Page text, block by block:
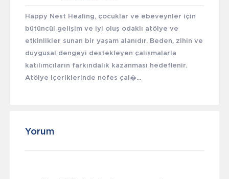
Happy Nest Healing, çocuklar ve ebeveynler için
bütüncül gelişim ve iyi oluş odaklı atölye ve
etkinlikler sunan bir yaşam alanıdır. Beden, zihin ve
duygusal dengeyi destekleyen çalışmalarla
katılımcıların farkındalık kazanması hedeflenir.
Atölye içeriklerinde nefes çal�...
Yorum